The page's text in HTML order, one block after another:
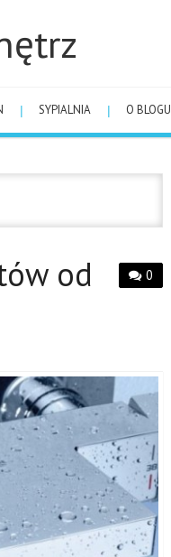
SYPIALNIA O BLOGU
0
od